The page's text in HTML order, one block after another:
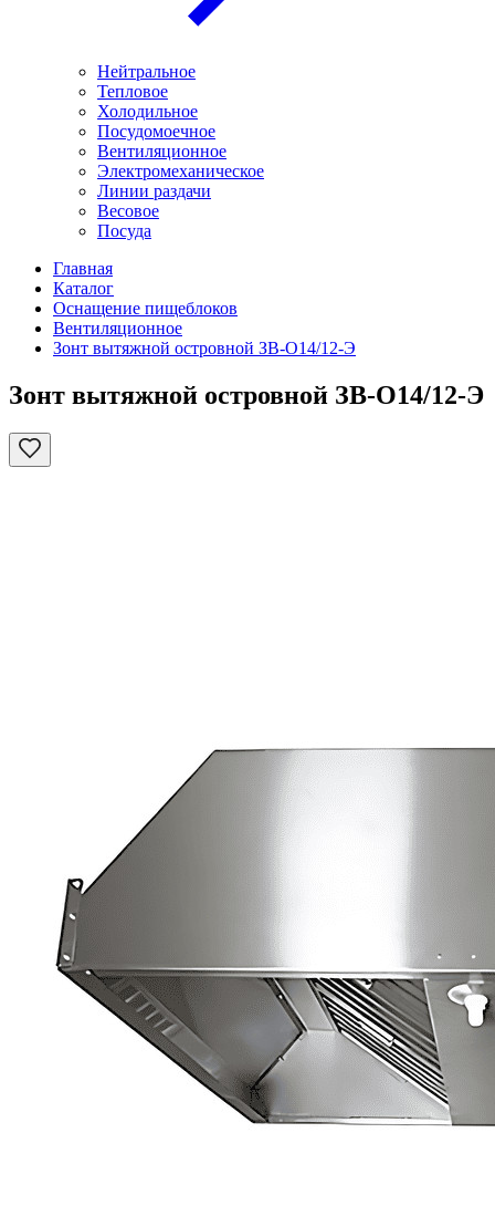
Нейтральное
Тепловое
Холодильное
Посудомоечное
Вентиляционное
Электромеханическое
Линии раздачи
Весовое
Посуда
Главная
Каталог
Оснащение пищеблоков
Вентиляционное
Зонт вытяжной островной ЗВ-О14/12-Э
Зонт вытяжной островной ЗВ-О14/12-Э